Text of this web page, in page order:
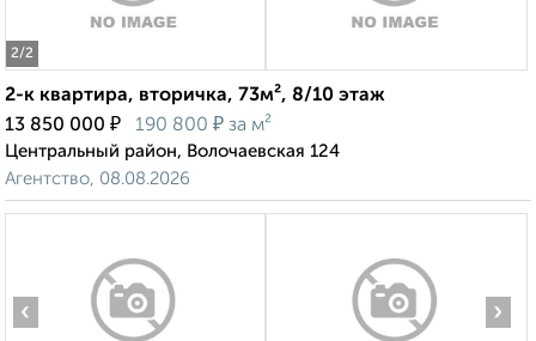
2/2
2-к квартира, вторичка, 73м², 8/10 этаж
13 850 000 ₽ 190 800 ₽ за м²
Центральный район, Волочаевская 124
Агентство, 08.08.2026
‹ ›